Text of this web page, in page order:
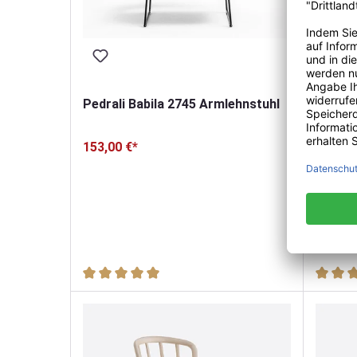
Pedrali Babila 2745 Armlehnstuhl
153,00 €*
Durchschnittliche Bewertung von 5 von 5